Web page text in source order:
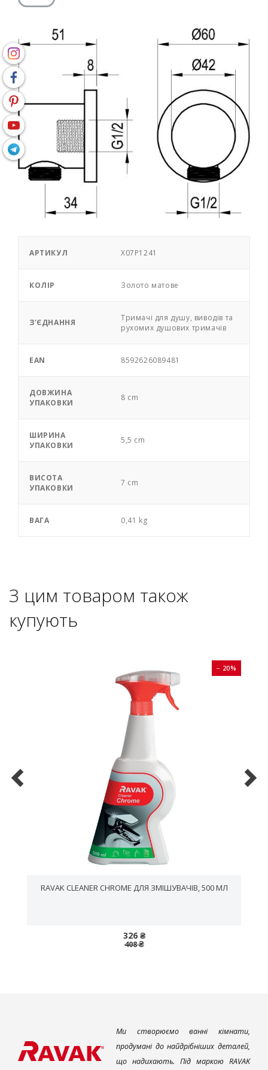
АРТИКУЛ X07P1241
КОЛІР Золото матове
З'ЄДНАННЯ
Тримачі для душу, виводів та
рухомих душових тримачів
EAN 8592626089481
ДОВЖИНА
УПАКОВКИ
8 cm
ШИРИНА
УПАКОВКИ
5,5 cm
ВИСОТА
УПАКОВКИ
7 cm
ВАГА 0,41 kg
З цим товаром також
купують
− 20%
RAVAK CLEANER CHROME ДЛЯ ЗМІШУВАЧІВ, 500 МЛ
326 ₴
408 ₴
Ми створюємо ванні кімнати,
продумані до найдрібніших деталей,
що надихають. Під маркою RAVAK